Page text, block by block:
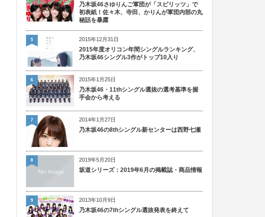
乃木坂46さゆりんご軍団が「スピリッツ」で
初表紙！佐々木、寺田、かりんが軍団内部の丸
秘話を暴露
2015年12月31日
2015年度オリコン年間シングルランキング、
乃木坂46シングル3作がトップ10入り
5
2015年1月25日
乃木坂46・11thシングル選抜の選考基準を握
手会から考える
6
2014年1月27日
乃木坂46の8thシングル新センターは西野七瀬
7
2019年5月20日
坂道シリーズ：2019年6月の掲載誌・商品情報
8
2013年10月9日
乃木坂46の7thシングル選抜発表を終えて
9